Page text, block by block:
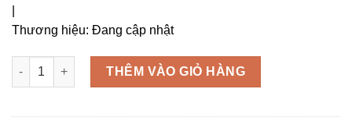
Thương hiệu: Đang cập nhật
Cáp quang treo ADSS 24fo số lượng
THÊM VÀO GIỎ HÀNG